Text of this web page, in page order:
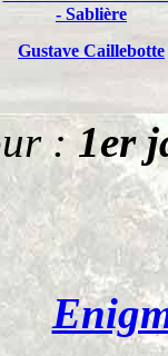
- Sablière
Gustave Caillebotte
:1er